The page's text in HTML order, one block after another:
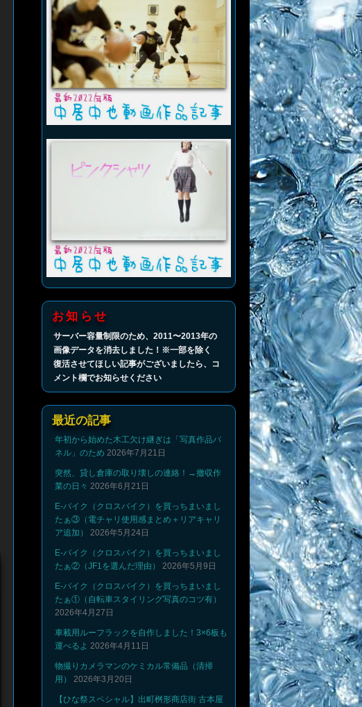
お知らせ
サーバー容量制限のため、2011〜2013年の
画像データを消去しました！※一部を除く
復活させてほしい記事がございましたら、コ
メント欄でお知らせください
最近の記事
年初から始めた木工欠け継ぎは「写真作品パ
ネル」のため 2026年7月21日
突然、貸し倉庫の取り壊しの連絡！→撤収作
業の日々 2026年6月21日
E-バイク（クロスバイク）を買っちまいまし
たぁ③（電チャリ使用感まとめ＋リアキャリ
ア追加）
2026年5月24日
E-バイク（クロスバイク）を買っちまいまし
たぁ②（JF1を選んだ理由）
2026年5月9日
E-バイク（クロスバイク）を買っちまいまし
たぁ①（自転車スタイリング写真のコツ有）
2026年4月27日
車載用ルーフラックを自作しました！3×6板も
運べるよ 2026年4月11日
物撮りカメラマンのケミカル常備品（清掃
用）
2026年3月20日
【ひな祭スペシャル】出町桝形商店街 古本屋